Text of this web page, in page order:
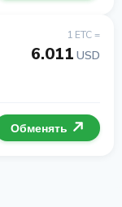
1 ETC =
6.011 USD
Обменять